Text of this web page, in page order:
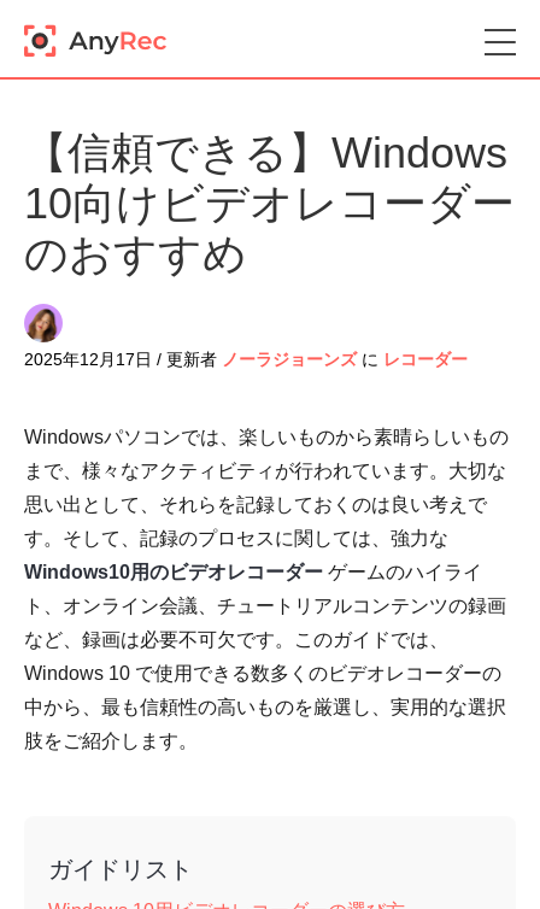
【信頼できる】Windows
10向けビデオレコーダー
のおすすめ
2025年12月17日 / 更新者 ノーラジョーンズに レコーダー
Windowsパソコンでは、楽しいものから素晴らしいもの
まで、様々なアクティビティが行われています。大切な
思い出として、それらを記録しておくのは良い考えで
す。そして、記録のプロセスに関しては、強力な
Windows10用のビデオレコーダー ゲームのハイライ
ト、オンライン会議、チュートリアルコンテンツの録画
など、録画は必要不可欠です。このガイドでは、
Windows 10 で使用できる数多くのビデオレコーダーの
中から、最も信頼性の高いものを厳選し、実用的な選択
肢をご紹介します。
ガイドリスト